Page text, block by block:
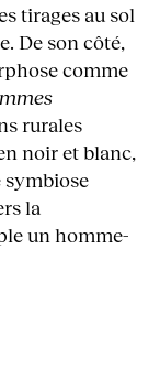
tirages au sol
De son côté,
comme
rurales
noir et blanc,
la
un homme-